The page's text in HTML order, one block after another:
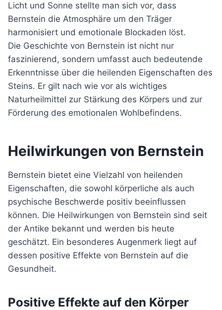
Licht und Sonne stellte man sich vor, dass
Bernstein die Atmosphäre um den Träger
harmonisiert und emotionale Blockaden löst.
Die Geschichte von Bernstein ist nicht nur
faszinierend, sondern umfasst auch bedeutende
Erkenntnisse über die heilenden Eigenschaften des
Steins. Er gilt nach wie vor als wichtiges
Naturheilmittel zur Stärkung des Körpers und zur
Förderung des emotionalen Wohlbefindens.
Heilwirkungen von Bernstein
Bernstein bietet eine Vielzahl von heilenden
Eigenschaften, die sowohl körperliche als auch
psychische Beschwerde positiv beeinflussen
können. Die Heilwirkungen von Bernstein sind seit
der Antike bekannt und werden bis heute
geschätzt. Ein besonderes Augenmerk liegt auf
dessen positive Effekte von Bernstein auf die
Gesundheit.
Positive Effekte auf den Körper